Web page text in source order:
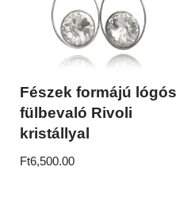
Fészek formájú lógós
fülbevaló Rivoli
kristállyal
Ft6,500.00